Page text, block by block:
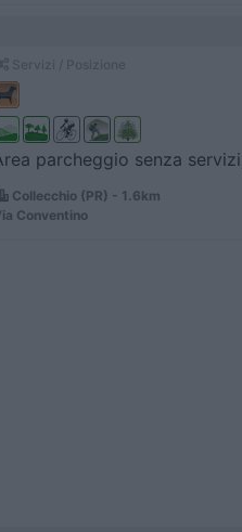
parcheggio senza
Collecchio (PR) - 1.6km
Conventino